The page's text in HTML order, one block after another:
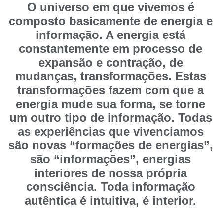
O universo em que vivemos é
composto basicamente de energia e
informação. A energia está
constantemente em processo de
expansão e contração, de
mudanças, transformações. Estas
transformações fazem com que a
energia mude sua forma, se torne
um outro tipo de informação. Todas
as experiências que vivenciamos
são novas “formações de energias”,
são “informações”, energias
interiores de nossa própria
consciência. Toda informação
autêntica é intuitiva, é interior.